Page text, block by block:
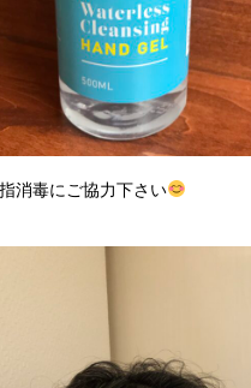
消毒にご協力下さい